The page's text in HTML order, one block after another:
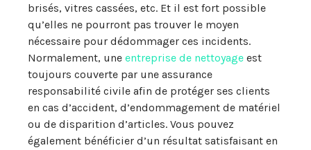
brisés, vitres cassées, etc. Et il est fort possible
qu’elles ne pourront pas trouver le moyen
nécessaire pour dédommager ces incidents.
Normalement, une entreprise de nettoyage est
toujours couverte par une assurance
responsabilité civile afin de protéger ses clients
en cas d’accident, d’endommagement de matériel
ou de disparition d’articles. Vous pouvez
également bénéficier d’un résultat satisfaisant en